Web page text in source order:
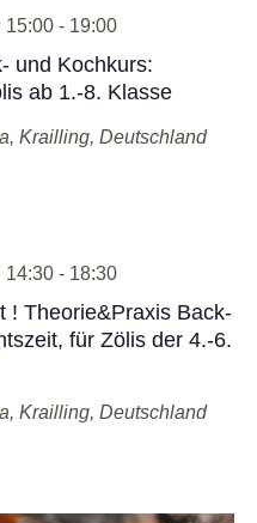
und Kochkurs:
ab 1.-8. Klasse
15:00- 19:00
Krailling, Deutschland
! Theorie&Praxis Back-
für Zölis der 4.-6.
14:30- 18:30
Krailling, Deutschland